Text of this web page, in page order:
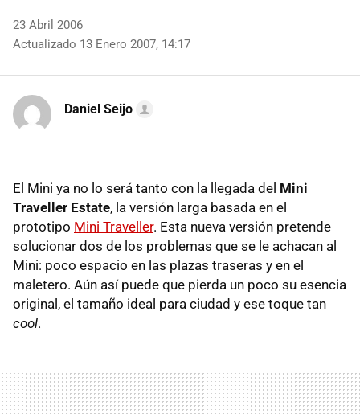
23 Abril 2006
Actualizado 13 Enero 2007, 14:17
Daniel Seijo
El Mini ya no lo será tanto con la llegada del Mini
Traveller Estate, la versión larga basada en el
prototipo Mini Traveller. Esta nueva versión pretende
solucionar dos de los problemas que se le achacan al
Mini: poco espacio en las plazas traseras y en el
maletero. Aún así puede que pierda un poco su esencia
original, el tamaño ideal para ciudad y ese toque tan
cool.